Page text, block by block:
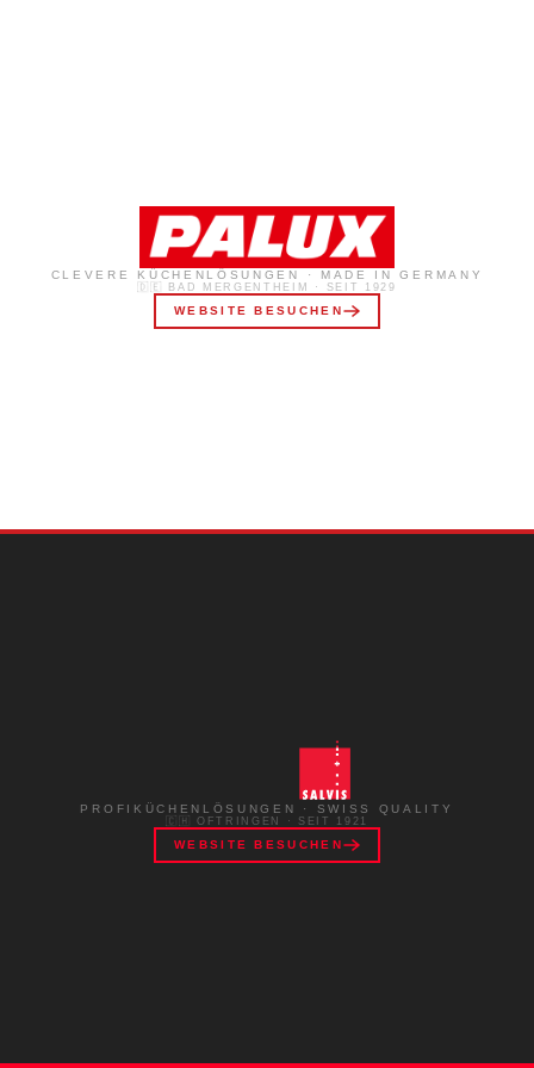
CLEVERE KÜCHENLÖSUNGEN · MADE IN GERMANY
🇩🇪 BAD MERGENTHEIM · SEIT 1929
WEBSITE BESUCHEN
PROFIKÜCHENLÖSUNGEN · SWISS QUALITY
🇨🇭 OFTRINGEN · SEIT 1921
WEBSITE BESUCHEN